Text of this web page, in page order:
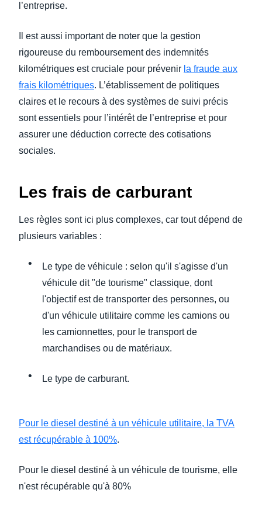
l’entreprise.
Il est aussi important de noter que la gestion
rigoureuse du remboursement des indemnités
kilométriques est cruciale pour prévenir la fraude aux
frais kilométriques. L’établissement de politiques
claires et le recours à des systèmes de suivi précis
sont essentiels pour l’intérêt de l’entreprise et pour
assurer une déduction correcte des cotisations
sociales.
Les frais de carburant
Les règles sont ici plus complexes, car tout dépend de
plusieurs variables :
Le type de véhicule : selon qu'il s'agisse d'un
véhicule dit "de tourisme" classique, dont
l'objectif est de transporter des personnes, ou
d'un véhicule utilitaire comme les camions ou
les camionnettes, pour le transport de
marchandises ou de matériaux.
Le type de carburant.
Pour le diesel destiné à un véhicule utilitaire, la TVA
est récupérable à 100%.
Pour le diesel destiné à un véhicule de tourisme, elle
n'est récupérable qu'à 80%